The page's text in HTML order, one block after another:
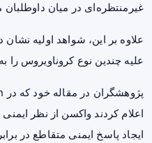
غیرمنتظره‌ای در میان
علاوه بر این، شواهد اولیه
علیه چندین نوع کروناویروس را
اعلام کردند واکسن از نظر
ایجاد پاسخ ایمنی متقاطع در